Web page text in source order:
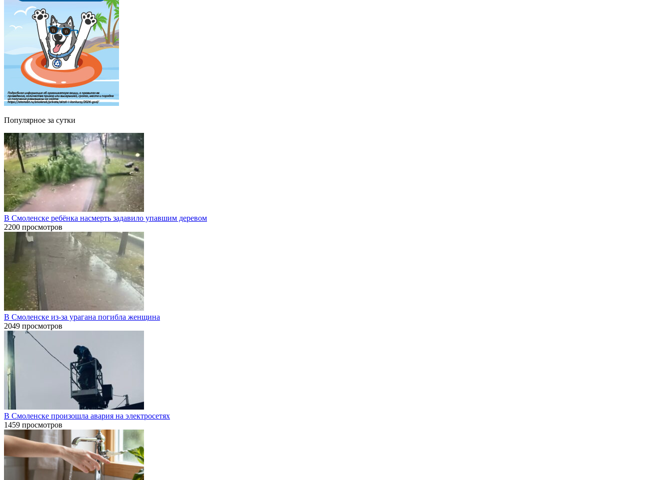
Популярное за сутки
В Смоленске ребёнка насмерть задавило упавшим деревом
2200 просмотров
В Смоленске из-за урагана погибла женщина
2049 просмотров
В Смоленске произошла авария на электросетях
1459 просмотров